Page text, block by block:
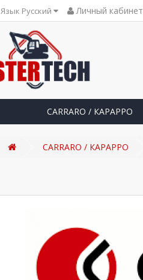
Язык Русский Личный кабинет
CARRARO / КАРАРРО
CARRARO / КАРАРРО